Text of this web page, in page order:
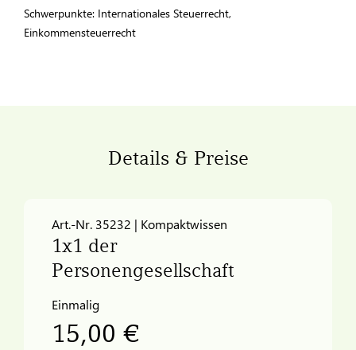
Schwerpunkte: Internationales Steuerrecht,
Einkommensteuerrecht
Details & Preise
Art.-Nr. 35232 | Kompaktwissen
1x1 der
Personengesellschaft
Einmalig
15,00 €